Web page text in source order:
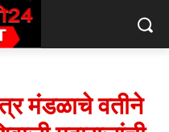
मंडळाचे वतीने